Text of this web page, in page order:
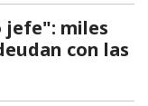
jefe": miles
con las